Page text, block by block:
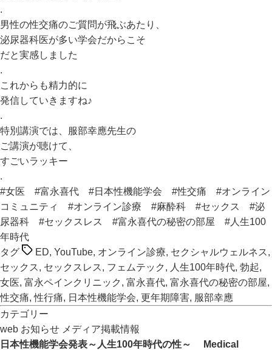
.
男性の性交痛のご質問が飛ぶあたり、
泌尿器科医が多い学会だからこそ
だと実感しました
.
これからも精力的に
発信していきますね♪
.
特別講演では、服部幸應先生の
ご講演が聴けて、
すごいラッキー
.
#女医
#富永喜代 #日本性機能学会 #性交痛
#オンライン
コミュニティ
#オンライン診療 #麻酔科 #セックス
#泌
尿器科
#セックスレス #富永喜代の秘密の部屋
#人生100
年時代
タグ
ED, YouTube, オンライン診療, セクシャルウェルネス,
セックス, セックスレス, フェムテック , 人生100年時代, 勃起,
女医, 富永ペインクリニック , 富永喜代, 富永喜代の秘密の部屋,
性交痛,性行痛, 日本性機能学会, 更年期障害, 服部幸應
カテゴリー
web お知らせ メディア掲載情報
日本性機能学会発表～人生100年時代の性～ Medical